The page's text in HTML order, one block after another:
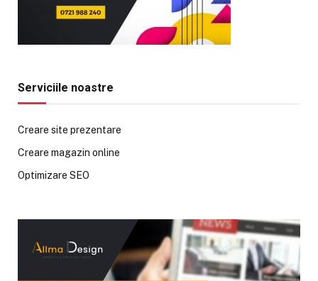
Serviciile noastre
Creare site prezentare
Creare magazin online
Optimizare SEO